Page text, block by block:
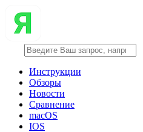
Инструкции
Обзоры
Новости
Сравнение
macOS
IOS